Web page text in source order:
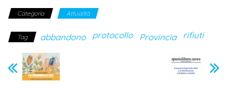
Categoria Attualità
Tag abbandono protocollo Provincia rifiuti